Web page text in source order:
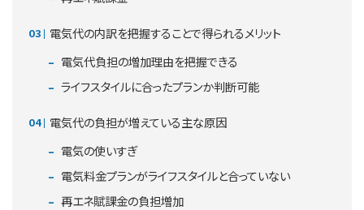
電気代の内訳を把握することで得られるメリット
電気代負担の増加理由を把握できる
ライフスタイルに合ったプランか判断可能
電気代の負担が増えている主な原因
電気の使いすぎ
電気料金プランがライフスタイルと合っていない
再エネ賦課金の負担増加